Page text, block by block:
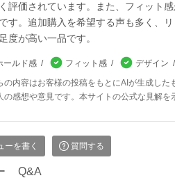
評価されています。また、フィット
す。追加購入を希望する声も多く、
度が高い一品です。
ールド感 フィット感 デザイン
の内容はお客様の投稿をもとにAIが生成し
の感想や意見です。本サイトの公式な見解を
ーを書く 質問する
Q&A